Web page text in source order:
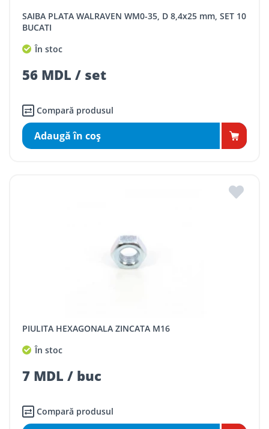
SAIBA PLATA WALRAVEN WM0-35, D 8,4x25 mm, SET 10
BUCATI
În stoc
56 MDL / set
Compară produsul
Adaugă în coş
PIULITA HEXAGONALA ZINCATA M16
În stoc
7 MDL / buc
Compară produsul